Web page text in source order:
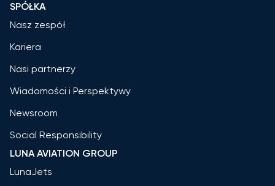
SPÓŁKA
Nasz zespół
Kariera
Nasi partnerzy
Wiadomości i Perspektywy
Newsroom
Social Responsibility
LUNA AVIATION GROUP
LunaJets